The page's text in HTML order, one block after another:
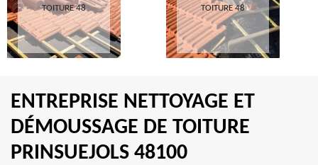
TOITURE 48
TOITURE 48
ENTREPRISE NETTOYAGE ET
DÉMOUSSAGE DE TOITURE
PRINSUEJOLS 48100